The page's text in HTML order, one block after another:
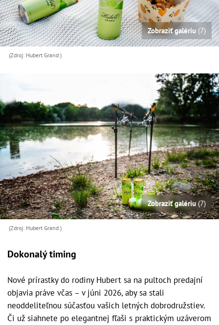
Zobraziť galériu (7)
(Zdroj: Hubert Grand )
Zobraziť galériu (7)
(Zdroj: Hubert Grand )
Dokonalý timing
Nové prírastky do rodiny Hubert sa na pultoch predajní
objavia práve včas – v júni 2026, aby sa stali
neoddeliteľnou súčasťou vašich letných dobrodružstiev.
Či už siahnete po elegantnej fľaši s praktickým uzáverom